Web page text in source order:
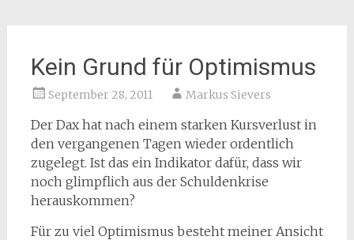
Kein Grund für Optimismus
September 28, 2011 Markus Sievers
Der Dax hat nach einem starken Kursverlust in
den vergangenen Tagen wieder ordentlich
zugelegt. Ist das ein Indikator dafür, dass wir
noch glimpflich aus der Schuldenkrise
herauskommen?
Für zu viel Optimismus besteht meiner Ansicht